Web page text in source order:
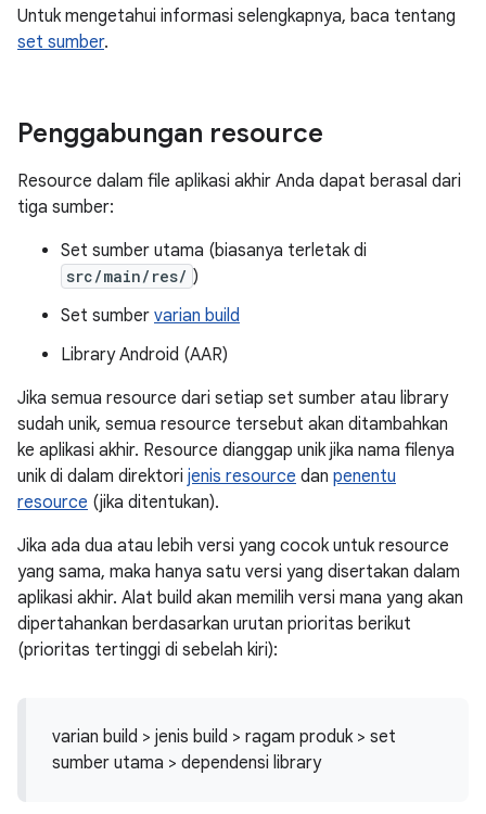
Untuk mengetahui informasi selengkapnya, baca tentang
set sumber.
Penggabungan resource
Resource dalam file aplikasi akhir Anda dapat berasal dari
tiga sumber:
Set sumber utama (biasanya terletak di
src/main/res/ )
Set sumber varian build
Library Android (AAR)
Jika semua resource dari setiap set sumber atau library
sudah unik, semua resource tersebut akan ditambahkan
ke aplikasi akhir. Resource dianggap unik jika nama filenya
unik di dalam direktori jenis resource dan penentu
resource (jika ditentukan).
Jika ada dua atau lebih versi yang cocok untuk resource
yang sama, maka hanya satu versi yang disertakan dalam
aplikasi akhir. Alat build akan memilih versi mana yang akan
dipertahankan berdasarkan urutan prioritas berikut
(prioritas tertinggi di sebelah kiri):
varian build > jenis build > ragam produk > set
sumber utama > dependensi library